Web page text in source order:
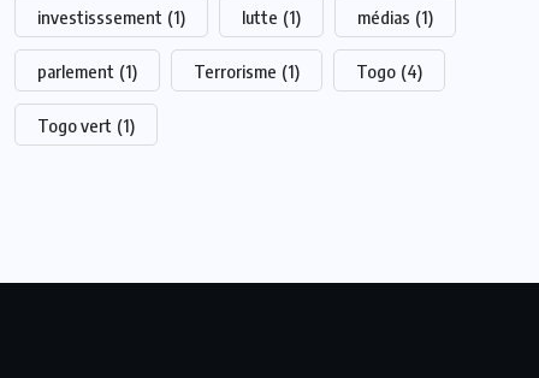
investisssement (1) lutte (1) médias (1)
parlement (1) Terrorisme (1) Togo (4)
Togo vert (1)